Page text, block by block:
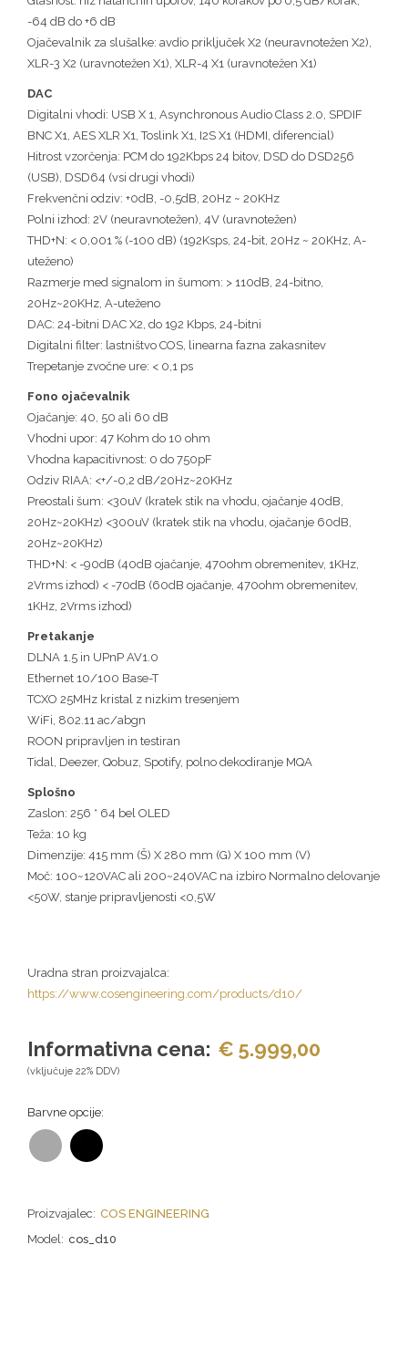
-64 dB do +6 dB
Ojačevalnik za slušalke: avdio priključek X2 (neuravnotežen X2),
XLR-3 X2 (uravnotežen X1), XLR-4 X1 (uravnotežen X1)
DAC
Digitalni vhodi: USB X 1, Asynchronous Audio Class 2.0, SPDIF
BNC X1, AES XLR X1, Toslink X1, I2S X1 (HDMI, diferencial)
Hitrost vzorčenja: PCM do 192Kbps 24 bitov, DSD do DSD256
(USB), DSD64 (vsi drugi vhodi)
Frekvenčni odziv: +0dB, -0,5dB, 20Hz ~ 20KHz
Polni izhod: 2V (neuravnotežen), 4V (uravnotežen)
THD+N: < 0,001 % (-100 dB) (192Ksps, 24-bit, 20Hz ~ 20KHz, A-
uteženo)
Razmerje med signalom in šumom: > 110dB, 24-bitno,
20Hz~20KHz, A-uteženo
DAC: 24-bitni DAC X2, do 192 Kbps, 24-bitni
Digitalni filter: lastništvo COS, linearna fazna zakasnitev
Trepetanje zvočne ure: < 0,1 ps
Fono ojačevalnik
Ojačanje: 40, 50 ali 60 dB
Vhodni upor: 47 Kohm do 10 ohm
Vhodna kapacitivnost: 0 do 750pF
Odziv RIAA: <+/-0,2 dB/20Hz~20KHz
Preostali šum: <30uV (kratek stik na vhodu, ojačanje 40dB,
20Hz~20KHz) <300uV (kratek stik na vhodu, ojačanje 60dB,
20Hz~20KHz)
THD+N: < -90dB (40dB ojačanje, 470ohm obremenitev, 1KHz,
2Vrms izhod) < -70dB (60dB ojačanje, 470ohm obremenitev,
1KHz, 2Vrms izhod)
Pretakanje
DLNA 1.5 in UPnP AV1.0
Ethernet 10/100 Base-T
TCXO 25MHz kristal z nizkim tresenjem
WiFi, 802.11 ac/abgn
ROON pripravljen in testiran
Tidal, Deezer, Qobuz, Spotify, polno dekodiranje MQA
Splošno
Zaslon: 256 * 64 bel OLED
Teža: 10 kg
Dimenzije: 415 mm (Š) X 280 mm (G) X 100 mm (V)
Moč: 100~120VAC ali 200~240VAC na izbiro Normalno delovanje
<50W, stanje pripravljenosti <0,5W
Proizvajalec: COS ENGINEERING
Model: cos_d10
Uradna stran proizvajalca:
https://www.cosengineering.com/products/d10/
Informativna cena: € 5.999,00
(vključuje 22% DDV)
Barvne opcije: